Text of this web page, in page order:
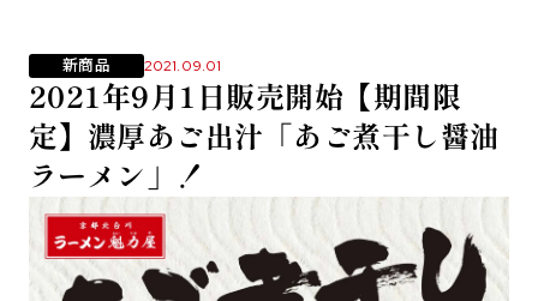
新商品 2021.09.01
2021年9月1日販売開始【期間限
定】濃厚あご出汁「あご煮干し醤油
ラーメン」！